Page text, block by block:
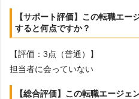
【サポート評価】この転職エー
すると何点ですか？
【評価：3点（普通）】
担当者に会っていない
【総合評価】この転職エージェ